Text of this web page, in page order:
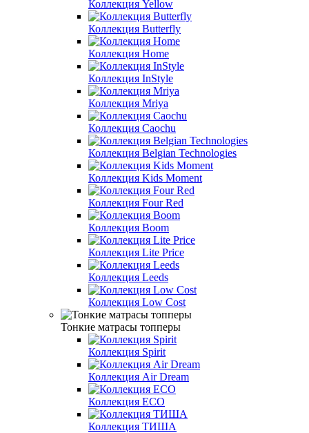
Коллекция Yellow
Коллекция Butterfly
Коллекция Home
Коллекция InStyle
Коллекция Mriya
Коллекция Caochu
Коллекция Belgian Technologies
Коллекция Kids Moment
Коллекция Four Red
Коллекция Boom
Коллекция Lite Price
Коллекция Leeds
Коллекция Low Cost
Тонкие матрасы топперы
Коллекция Spirit
Коллекция Air Dream
Коллекция ECO
Коллекция ТИША